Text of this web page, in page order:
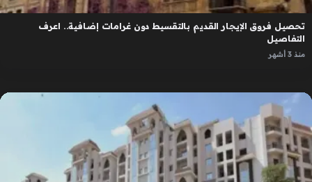
تحصيل فروق الإيجار القديم بالتقسيط دون غرامات إضافية.. اعرف
التفاصيل
منذ 3 أشهر